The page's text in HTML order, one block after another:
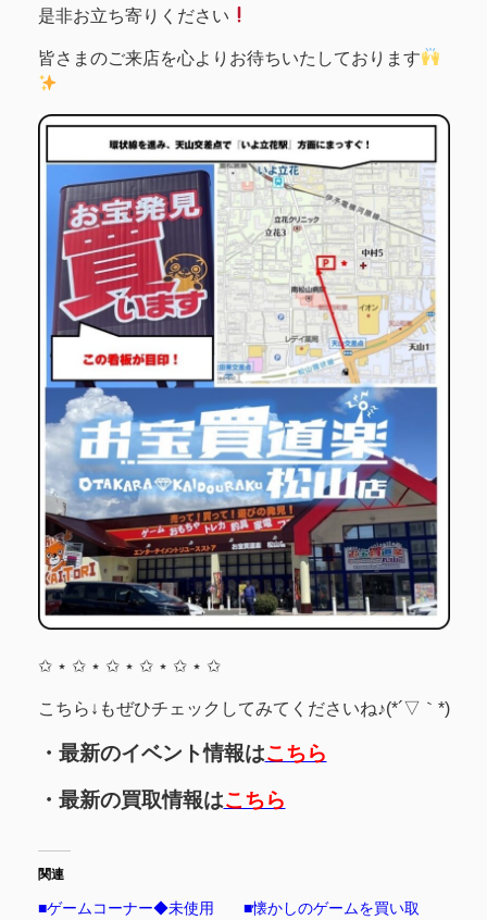
是非お立ち寄りください
皆さまのご来店を心よりお待ちいたしております
✩ ⋆ ✩ ⋆ ✩ ⋆ ✩ ⋆ ✩ ⋆ ✩
こちら↓もぜひチェックしてみてくださいね♪(*´▽｀*)
・最新のイベント情報はこちら
・最新の買取情報はこちら
関連
■ゲームコーナー◆未使用
■懐かしのゲームを買い取